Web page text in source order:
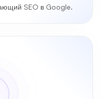
SEO в Google.